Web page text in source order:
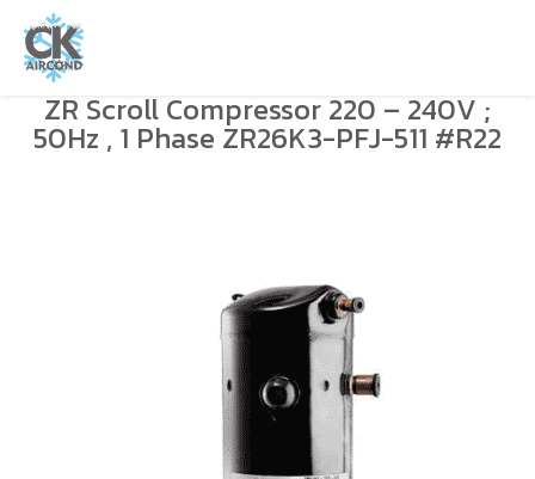
ZR Scroll Compressor 220 – 240V ;
50Hz , 1 Phase ZR26K3-PFJ-511 #R22